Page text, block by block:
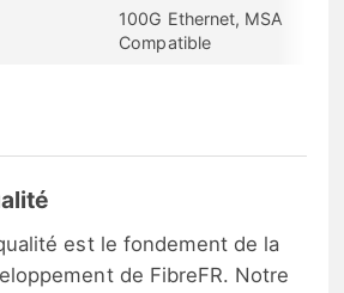
100G Ethernet, MSA
Compatible
est le fondement de la
de FibreFR. Notre